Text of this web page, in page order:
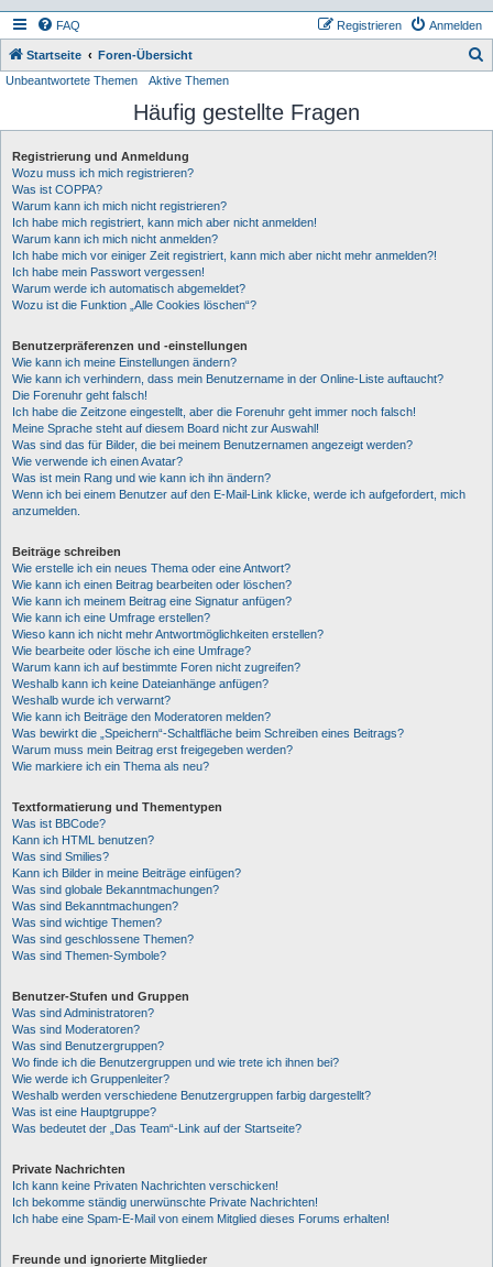
FAQ Anmelden
Registrieren
Startseite Foren-Übersicht
h
Unbeantwortete Themen Aktive Themen
Häufig gestellte Fragen
Registrierung und Anmeldung
Wozu muss ich mich registrieren?
Was ist COPPA?
Warum kann ich mich nicht registrieren?
Ich habe mich registriert, kann mich aber nicht anmelden!
Warum kann ich mich nicht anmelden?
Ich habe mich vor einiger Zeit registriert, kann mich aber nicht mehr anmelden?!
Ich habe mein Passwort vergessen!
Warum werde ich automatisch abgemeldet?
Wozu ist die Funktion „Alle Cookies löschen“?
Benutzerpräferenzen und -einstellungen
Wie kann ich meine Einstellungen ändern?
Wie kann ich verhindern, dass mein Benutzername in der Online-Liste auftaucht?
Die Forenuhr geht falsch!
Ich habe die Zeitzone eingestellt, aber die Forenuhr geht immer noch falsch!
Meine Sprache steht auf diesem Board nicht zur Auswahl!
Was sind das für Bilder, die bei meinem Benutzernamen angezeigt werden?
Wie verwende ich einen Avatar?
Was ist mein Rang und wie kann ich ihn ändern?
Wenn ich bei einem Benutzer auf den E-Mail-Link klicke, werde ich aufgefordert, mich
anzumelden.
Beiträge schreiben
Wie erstelle ich ein neues Thema oder eine Antwort?
Wie kann ich einen Beitrag bearbeiten oder löschen?
Wie kann ich meinem Beitrag eine Signatur anfügen?
Wie kann ich eine Umfrage erstellen?
Wieso kann ich nicht mehr Antwortmöglichkeiten erstellen?
Wie bearbeite oder lösche ich eine Umfrage?
Warum kann ich auf bestimmte Foren nicht zugreifen?
Weshalb kann ich keine Dateianhänge anfügen?
Weshalb wurde ich verwarnt?
Wie kann ich Beiträge den Moderatoren melden?
Was bewirkt die „Speichern“-Schaltfläche beim Schreiben eines Beitrags?
Warum muss mein Beitrag erst freigegeben werden?
Wie markiere ich ein Thema als neu?
Textformatierung und Thementypen
Was ist BBCode?
Kann ich HTML benutzen?
Was sind Smilies?
Kann ich Bilder in meine Beiträge einfügen?
Was sind globale Bekanntmachungen?
Was sind Bekanntmachungen?
Was sind wichtige Themen?
Was sind geschlossene Themen?
Was sind Themen-Symbole?
Benutzer-Stufen und Gruppen
Was sind Administratoren?
Was sind Moderatoren?
Was sind Benutzergruppen?
Wo finde ich die Benutzergruppen und wie trete ich ihnen bei?
Wie werde ich Gruppenleiter?
Weshalb werden verschiedene Benutzergruppen farbig dargestellt?
Was ist eine Hauptgruppe?
Was bedeutet der „Das Team“-Link auf der Startseite?
Private Nachrichten
Ich kann keine Privaten Nachrichten verschicken!
Ich bekomme ständig unerwünschte Private Nachrichten!
Ich habe eine Spam-E-Mail von einem Mitglied dieses Forums erhalten!
Freunde und ignorierte Mitglieder